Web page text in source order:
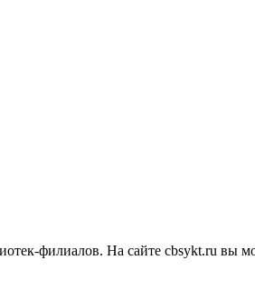
филиалов. На сайте cbsykt.ru вы